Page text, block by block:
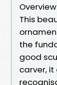
Overview
This
the
good
carver,